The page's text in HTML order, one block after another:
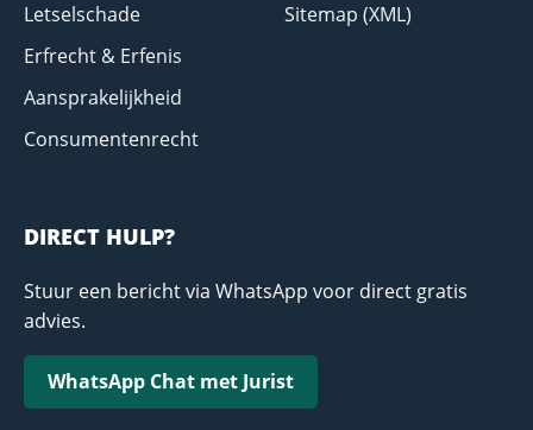
Letselschade
Erfrecht & Erfenis
Aansprakelijkheid
Consumentenrecht
Sitemap (XML)
DIRECT HULP?
Stuur een bericht via WhatsApp voor direct gratis
advies.
WhatsApp Chat met Jurist